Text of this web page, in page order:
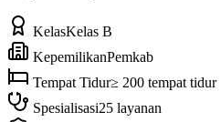
KelasKelas B
KepemilikanPemkab
Tempat Tidur≥ 200 tempat tidur
Spesialisasi25 layanan